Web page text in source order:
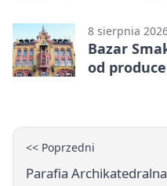
8 sierpnia
Bazar
od
<< Poprzedni
Parafia